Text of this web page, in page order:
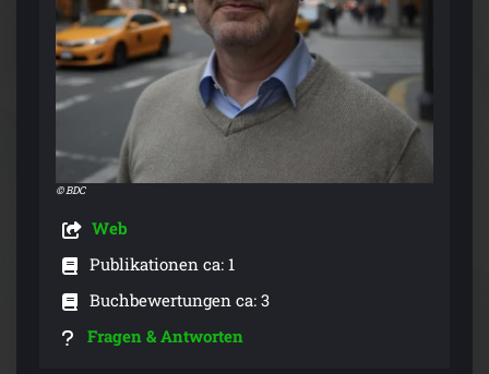
© BDC
Web
Publikationen ca: 1
Buchbewertungen ca: 3
Fragen & Antworten